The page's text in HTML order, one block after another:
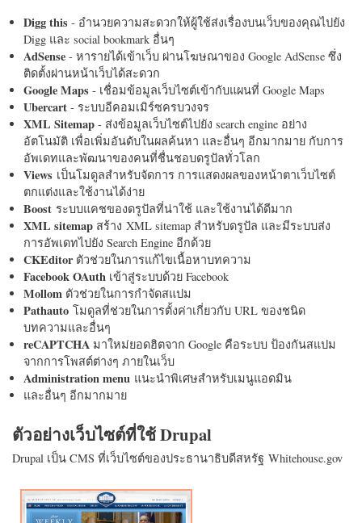
Digg this - อำนวยความสะดวกให้ผู้ใช้ส่งเรื่องบนเว็บของคุณไปยัง
Digg และ social bookmark อื่นๆ
AdSense - หารายได้เข้าเว็บ ผ่านโฆษณาของ Google AdSense ซึ่ง
ติดตั้งผ่านหน้าเว็บได้สะดวก
Google Maps - เชื่อมข้อมูลเว็บไซต์เข้ากับแผนที่ Google Maps
Ubercart - ระบบอีคอมเมิร์ซครบวงจร
XML Sitemap - ส่งข้อมูลเว็บไซต์ไปยัง search engine อย่าง
อัตโนมัติ เพื่อเพิ่มอันดับในผลค้นหา และอื่นๆ อีกมากมาย กับการ
อัพเดทและพัฒนาของคนที่ชื่นชอบดรูปัลทั่วโลก
Views เป็นโมดูลสำหรับจัดการ การแสดงผลของหน้าตาเว็บไซต์
ตกแต่งและใช้งานได้ง่าย
Boost ระบบแคชของดรูปัลที่น่าใช้ และใช้งานได้ดีมาก
XML sitemap สร้าง XML sitemap สำหรับดรูปัล และมีระบบส่ง
การอัพเดทไปยัง Search Engine อีกด้วย
CKEditorตัวช่วยในการแก้ไขเนื้อหาบทความ
Facebook OAuth เข้าสู่ระบบด้วย Facebook
Mollom ตัวช่วยในการกำจัดสแปม
Pathauto โมดูลที่ช่วยในการตั้งค่าเกี่ยวกับ URL ของชนิด
บทความและอื่นๆ
reCAPTCHA มาใหม่ยอดฮิตจาก Google คือระบบ ป้องกันสแปม
จากการโพสต์ต่างๆ ภายในเว็บ
Administration menu แนะนำพิเศษสำหรับเมนูแอดมิน
และอื่นๆ อีกมากมาย
ตัวอย่างเว็บไซต์ที่ใช้ Drupal
Drupal เป็น CMS ที่เว็บไซต์ของประธานาธิบดีสหรัฐ Whitehouse.gov